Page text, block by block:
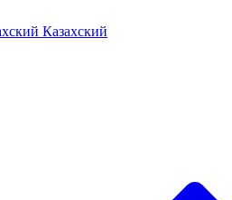
Казахский